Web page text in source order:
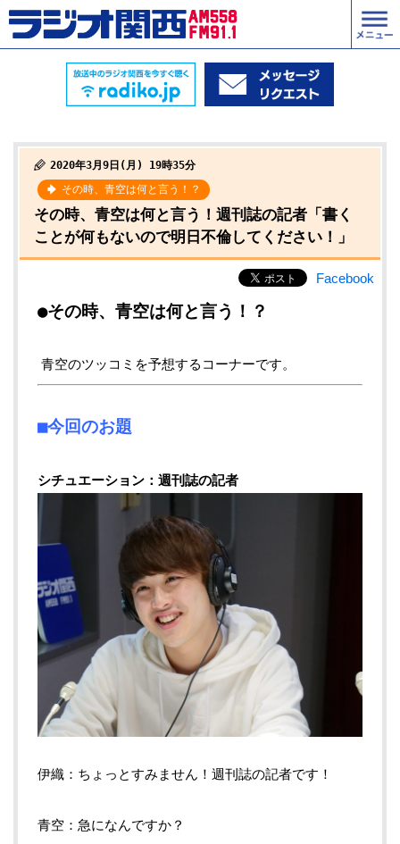
2020年3月9日(月) 19時35分
その時、青空は何と言う！？
その時、青空は何と言う！週刊誌の記者「書く
ことが何もないので明日不倫してください！」
Facebook
●その時、青空は何と言う！？
青空のツッコミを予想するコーナーです。
■今回のお題
シチュエーション：週刊誌の記者
伊織：ちょっとすみません！週刊誌の記者です！
青空：急になんですか？